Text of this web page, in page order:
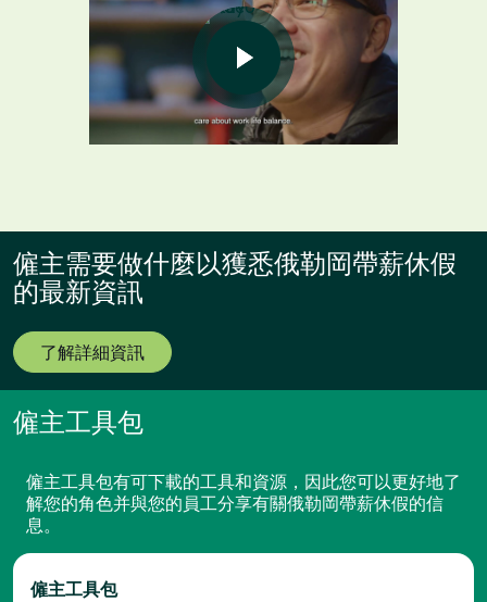
僱主需要做什麼以獲悉俄勒岡帶薪休假
的最新資訊
了解詳細資訊
僱主工具包
僱主工具包有可下載的工具和資源，因此您可以更好地了
解您的角色并與您的員工分享有關俄勒岡帶薪休假的信
息。
僱主工具包